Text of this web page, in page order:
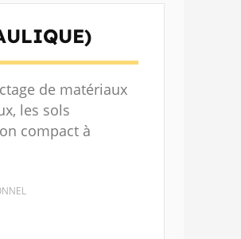
de matériaux
les sols
compact à